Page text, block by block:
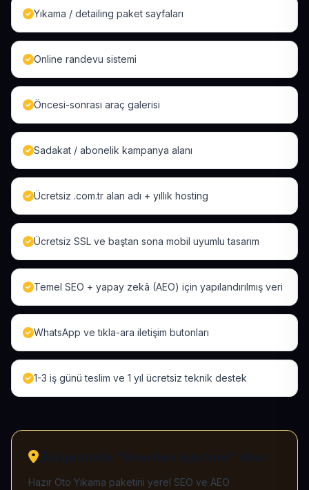
Yıkama / detailing paket sayfaları
Online randevu sistemi
Öncesi-sonrası araç galerisi
Sadakat / abonelik kampanya alanı
Ücretsiz .com.tr alan adı + yıllık hosting
Ücretsiz SSL ve baştan sona mobil uyumlu tasarım
Temel SEO + yapay zekâ (AEO) için yapılandırılmış veri
WhatsApp ve tıkla-ara iletişim butonları
1-3 iş günü teslim ve 1 yıl ücretsiz teknik destek
Bölgenizde "önerilen işletme" olun
Hazır Oto Yıkama paketini yerel SEO ve AEO